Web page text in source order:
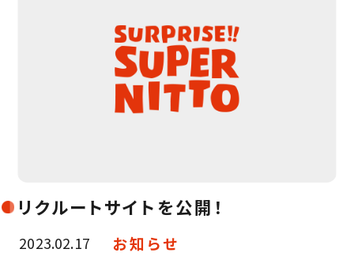
リクルートサイトを公開！
2023.02.17 お知らせ